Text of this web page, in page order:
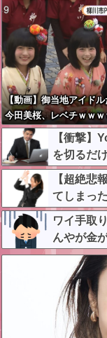
【動画】御当地アイド
今田美桜、レベチｗｗ
ｗｗｗｗｗｗｗｗｗｗ
【衝撃】
を切るだ
こう言う
【超絶悲
てしまっ
ワイ手取
んやが金